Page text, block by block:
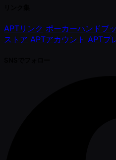
APTリンク ポーカーハンドブ
ストア APTアカウント APTプ